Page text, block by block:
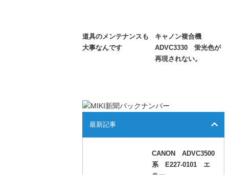
道具のメンテナンスも
大事なんです
キャノン複合機
ADVC3330 蛍光色が
再現されない。
最新記事
CANON ADVC3500
系 E227-0101 エ